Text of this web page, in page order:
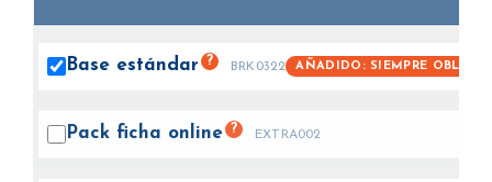
Base estándar ? BRK0322 AÑADIDO: SIEMPRE
Pack ficha online ? EXTRA002